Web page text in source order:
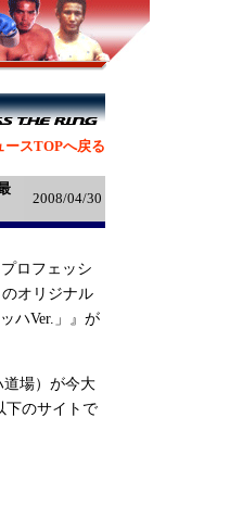
スTOPへ戻る
2008/04/30
ロフェッシ
オリジナル
ハVer.」』が
場）が今大
下のサイトで